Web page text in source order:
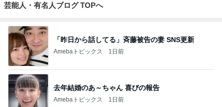
芸能人・有名人ブログ TOPへ
「昨日から話してる」斉藤被告の妻 SNS更新
Amebaトピックス 1日前
去年結婚のあ～ちゃん 喜びの報告
Amebaトピックス 1日前